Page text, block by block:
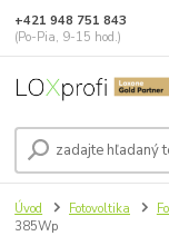
+421 948 751 843
(Po-Pia, 9-15 hod.)
Úvod Fotovoltika
385Wp